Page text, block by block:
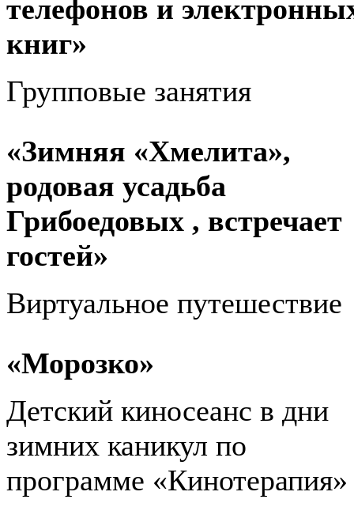
телефонов и
книг»
Групповые занятия
«Зимняя «Хмелита»,
родовая усадьба
Грибоедовых , встречает
гостей»
Виртуальное путешествие
«Морозко»
Детский киносеанс в дни
зимних каникул по
программе «Кинотерапия»